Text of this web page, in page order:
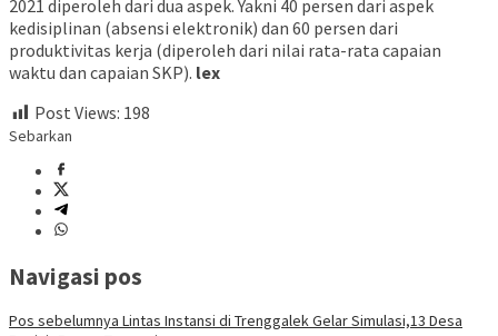
2021 diperoleh dari dua aspek. Yakni 40 persen dari aspek
kedisiplinan (absensi elektronik) dan 60 persen dari
produktivitas kerja (diperoleh dari nilai rata-rata capaian
waktu dan capaian SKP). lex
Post Views: 198
Sebarkan
Navigasi pos
Pos sebelumnya Lintas Instansi di Trenggalek Gelar Simulasi,13 Desa